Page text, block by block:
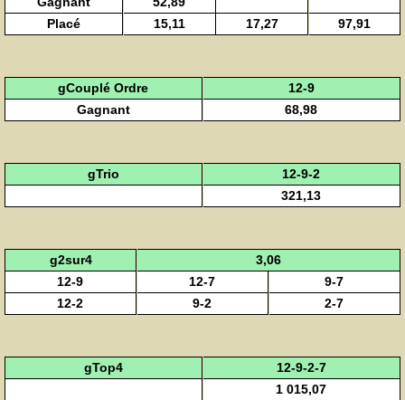
Placé
15,11 17,27 97,91
gCouplé Ordre
12-9
Gagnant
68,98
gTrio
12-9-2
321,13
g2sur4
3,06
12-9
12-7
9-7
12-2
9-2 2-7
gTop4
12-9-2-7
1 015,07